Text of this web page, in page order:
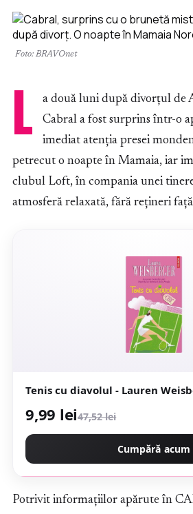
Foto: BRAVOnet
L
a două luni după divorțul de
Cabral a fost surprins într-o
imediat atenția presei
petrecut o noapte în Mamaia, iar
clubul Loft, în compania unei
atmosferă relaxată, fără rețineri
Tenis cu diavolul - Lauren
9,99 lei47,52 lei
Cumpără acum
Potrivit informațiilor apărute în